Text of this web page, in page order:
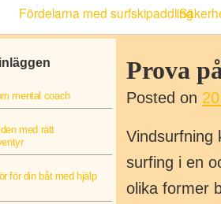
Fördelarna med surfskipaddling
Prova
Posted on
Vindsurfning
surfing i en
olika former
mental coach
med rätt
för din båt med hjälp